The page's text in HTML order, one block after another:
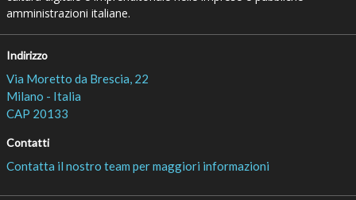
amministrazioni italiane.
Indirizzo
Via Moretto da Brescia, 22
Milano - Italia
CAP 20133
Contatti
Contatta il nostro team per maggiori informazioni